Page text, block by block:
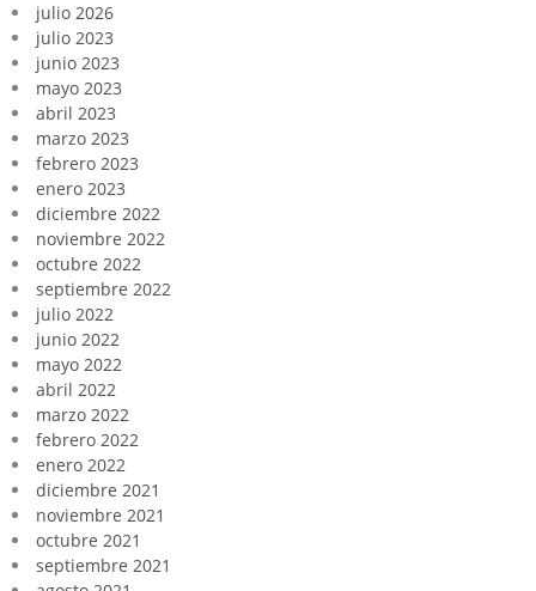
julio 2026
julio 2023
junio 2023
mayo 2023
abril 2023
marzo 2023
febrero 2023
enero 2023
diciembre 2022
noviembre 2022
octubre 2022
septiembre 2022
julio 2022
junio 2022
mayo 2022
abril 2022
marzo 2022
febrero 2022
enero 2022
diciembre 2021
noviembre 2021
octubre 2021
septiembre 2021